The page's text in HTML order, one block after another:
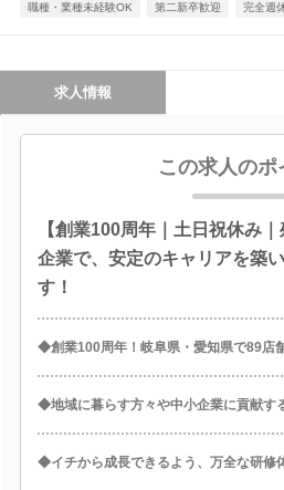
職種・業種未経験OK 第二新卒歓迎 完全週
求人情報
この求人のポ
【創業100周年｜土日祝休み
企業で、安定のキャリアを築
す！
◆創業100周年！岐阜県・愛知県で89店
◆地域に暮らす方々や中小企業に貢献す
◆イチから成長できるよう、万全な研修